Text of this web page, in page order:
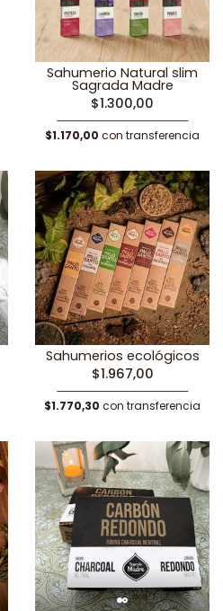
Sahumerio Natural slim
Sagrada Madre
$1.300,00
$1.170,00 con transferencia
Sahumerios ecológicos
$1.967,00
$1.770,30 con transferencia